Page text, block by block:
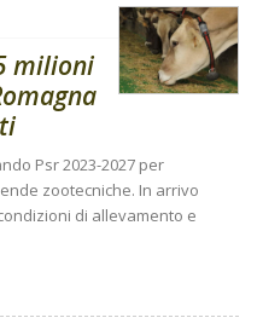
milioni
Psr 2023-2027 per
zootecniche. In arrivo
di allevamento e